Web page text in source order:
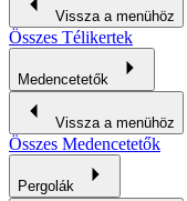
Vissza a menühöz
Összes Télikertek
Medencetetők
Vissza a menühöz
Összes Medencetetők
Pergolák